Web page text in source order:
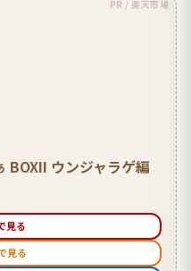
PR / 楽天市場
BOXII ウンジャラゲ編
見る
見る